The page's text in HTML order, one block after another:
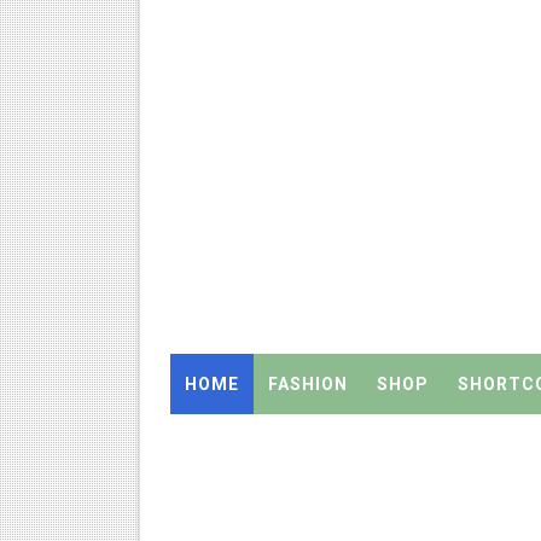
WWF India வழங்கும் Wild
இராணிப்பேட்டை:
அரசு உதவிபெறும் பள்ளி
அரசுப் பள்ளியில் கழிவறை
HOME FASHION SHOP